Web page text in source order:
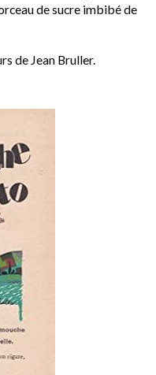
de sucre imbibé de
de Jean Bruller.